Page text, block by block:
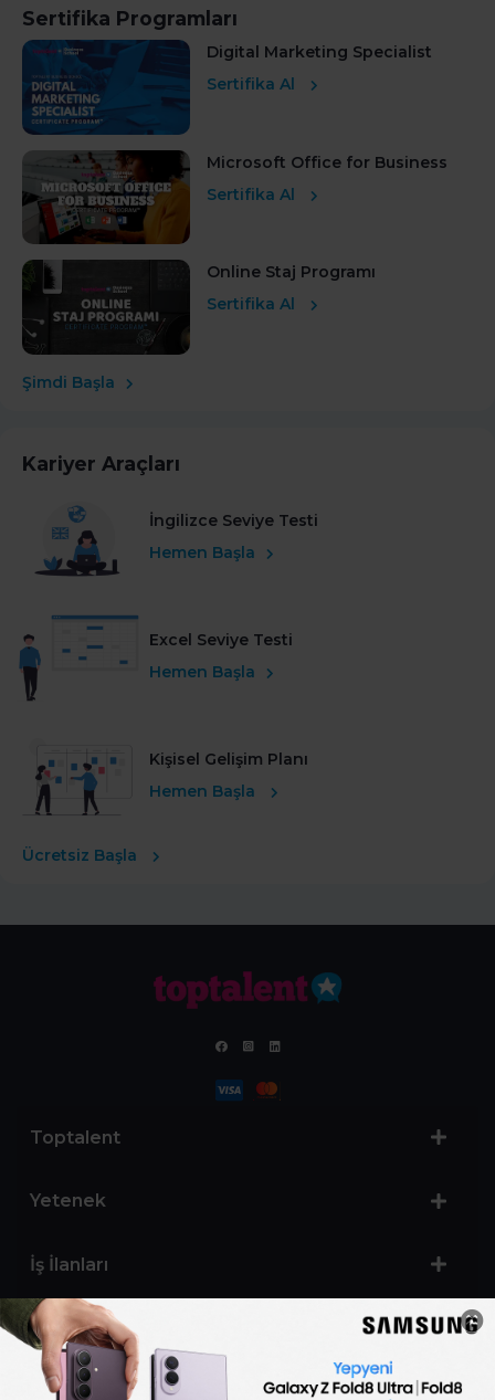
Sertifika Programları
Digital Marketing Specialist
Sertifika Al
Microsoft Office for Business
Sertifika Al
Online Staj Programı
Sertifika Al
Şimdi Başla
Kariyer Araçları
İngilizce Seviye Testi
Hemen Başla
Excel Seviye Testi
Hemen Başla
Kişisel Gelişim Planı
Hemen Başla
Ücretsiz Başla
Toptalent
Yetenek
İş İlanları
Sertifika Programları
Yetenek Testleri